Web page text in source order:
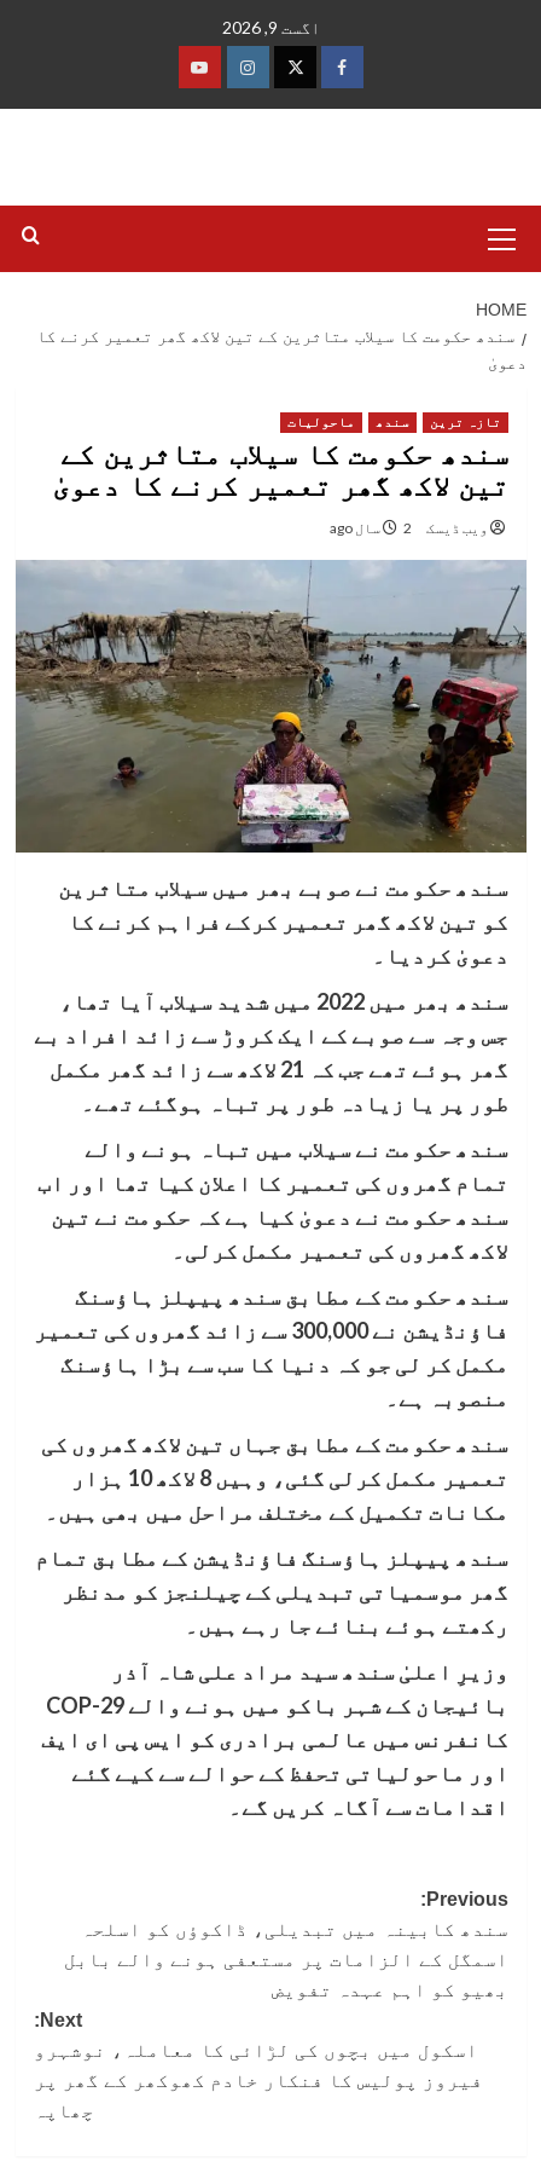
اگست 9, 2026
فیس
ٹوئٹرانسٹاگرام
یوٹیوب
Menu
HOME
سندھ حکومت کا سیلاب متاثرین کے تین لاکھ گھر تعمیر کرنے کا
دعویٰ
تازہ ترین سندھ ماحولیات
سندھ حکومت کا سیلاب متاثرین کے
تین لاکھ گھر تعمیر کرنے کا دعویٰ
ویب ڈیسک 2 سال ago
سندھ حکومت نے صوبے بھر میں سیلاب متاثرین
کو تین لاکھ گھر تعمیر کرکے فراہم کرنے کا
دعویٰ کردیا۔
سندھ بھر میں 2022 میں شدید سیلاب آیا تھا،
جس وجہ سے صوبے کے ایک کروڑ سے زائد افراد بے
گھر ہوئے تھے جب کہ 21 لاکھ سے زائد گھر مکمل
طور پر یا زیادہ طور پر تباہ ہوگئے تھے۔
سندھ حکومت نے سیلاب میں تباہ ہونے والے
تمام گھروں کی تعمیر کا اعلان کیا تھا اور اب
سندھ حکومت نے دعویٰ کیا ہے کہ حکومت نے تین
لاکھ گھروں کی تعمیر مکمل کرلی۔
سندھ حکومت کے مطابق سندھ پیپلز ہاؤسنگ
فاؤنڈیشن نے 300,000 سے زائد گھروں کی تعمیر
مکمل کر لی جو کہ دنیا کا سب سے بڑا ہاؤسنگ
منصوبہ ہے۔
سندھ حکومت کے مطابق جہاں تین لاکھ گھروں کی
تعمیر مکمل کرلی گئی، وہیں 8 لاکھ 10 ہزار
مکانات تکمیل کے مختلف مراحل میں بھی ہیں۔
سندھ پیپلز ہاؤسنگ فاؤنڈیشن کے مطابق تمام
گھر موسمیاتی تبدیلی کے چیلنجز کو مدنظر
رکھتے ہوئے بنائے جا رہے ہیں۔
وزیرِ اعلیٰ سندھ سید مراد علی شاہ آذر
بائیجان کے شہر باکو میں ہونے والے COP-29
کانفرنس میں عالمی برادری کو ایس پی ای ایف
اور ماحولیاتی تحفظ کے حوالے سے کیے گئے
اقدامات سے آگاہ کریں گے۔
Post
navigation
Previous:
سندھ کابینہ میں تبدیلی، ڈاکوؤں کو اسلحہ
اسمگل کے الزامات پر مستعفی ہونے والے بابل
بھیو کو اہم عہدہ تفویض
Next:
اسکول میں بچوں کی لڑائی کا معاملہ، نوشہرو
فیروز پولیس کا فنکار خادم کھوکھر کے گھر پر
چھاپہ